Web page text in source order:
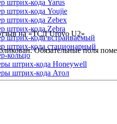
штрих-кода Yarus
штрих-кода Youjie
штрих-кода Zebex
штрих-кода Zebra
штрих-кода встраиваемый
штрих-кода стационарный
кольцо
штрих-кода Honeywell
штрих-кода Атол
кодов
на «ТСД Urovo U2»
Обязательные поля